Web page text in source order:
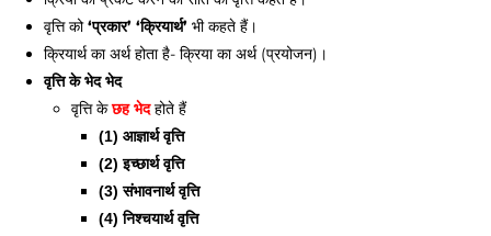
वृत्ति को ‘प्रकार’ ‘क्रियार्थ’ भी कहते हैं।
क्रियार्थ का अर्थ होता है- क्रिया का अर्थ (प्रयोजन)।
वृत्ति के भेद भेद
वृत्ति के छह भेद होते हैं
(1) आज्ञार्थ वृत्ति
(2) इच्छार्थ वृत्ति
(3) संभावनार्थ वृत्ति
(4) निश्चयार्थ वृत्ति